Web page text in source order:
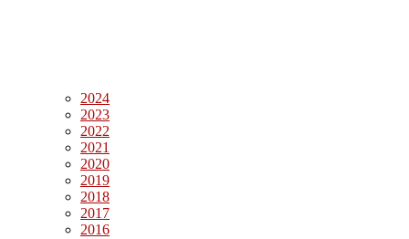
2024
2023
2022
2021
2020
2019
2018
2017
2016